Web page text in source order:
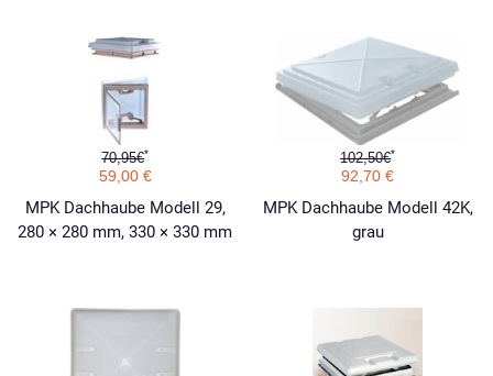
70,95€*
59,00 €
MPK Dachhaube Modell 29,
280 × 280 mm, 330 × 330 mm
102,50€*
92,70 €
MPK Dachhaube Modell 42K,
grau